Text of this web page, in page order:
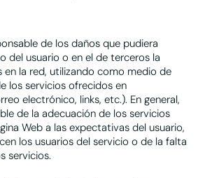
de los daños que pudiera
del usuario o en el de terceros la
en la red, utilizando como medio de
los servicios ofrecidos en
electrónico, links, etc.). En general,
de la adecuación de los servicios
Web a las expectativas del usuario,
los usuarios del servicio o de la falta
servicios.